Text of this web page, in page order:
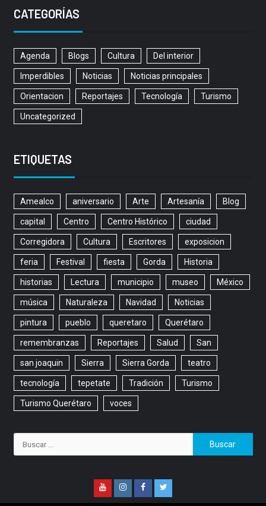
CATEGORÍAS
Agenda Blogs Cultura Del interior
Imperdibles Noticias Noticias principales
Orientacion Reportajes Tecnología Turismo
Uncategorized
ETIQUETAS
Amealco aniversario Arte Artesanía Blog
capital Centro Centro Histórico ciudad
Corregidora Cultura Escritores exposicion
feria Festival fiesta Gorda Historia
historias Lectura municipio museo México
música Naturaleza Navidad Noticias
pintura pueblo queretaro Querétaro
remembranzas Reportajes Salud San
san joaquin Sierra Sierra Gorda teatro
tecnología tepetate Tradición Turismo
Turismo Querétaro voces